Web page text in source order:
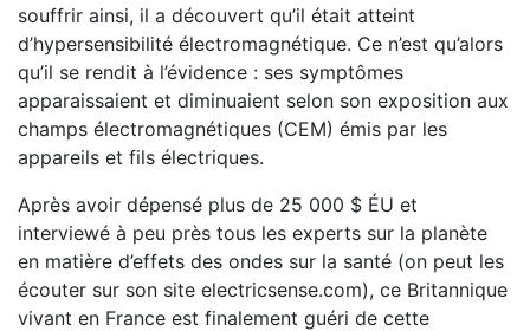
souffrir ainsi, il a découvert qu’il était atteint
d’hypersensibilité électromagnétique. Ce n’est qu’alors
qu’il se rendit à l’évidence : ses symptômes
apparaissaient et diminuaient selon son exposition aux
champs électromagnétiques (CEM) émis par les
appareils et fils électriques.
Après avoir dépensé plus de 25 000 $ ÉU et
interviewé à peu près tous les experts sur la planète
en matière d’effets des ondes sur la santé (on peut les
écouter sur son site electricsense.com), ce Britannique
vivant en France est finalement guéri de cette